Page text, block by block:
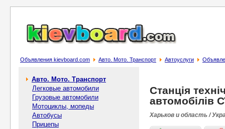
Объявления kievboard.com Авто. Мото. Транспорт Автоуслуги
Авто. Мото. Транспорт
Легковые автомобили
Грузовые автомобили
Мотоциклы, мопеды
Автобусы
Прицепы
Станція
автомобілів
Харьков и область /